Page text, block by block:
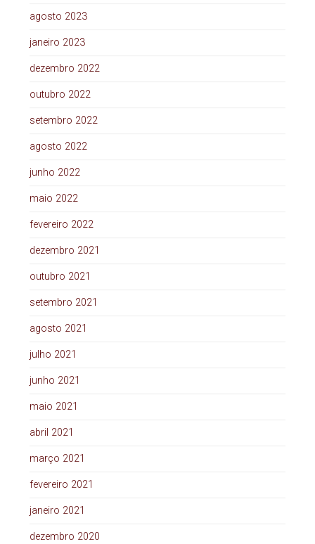
agosto 2023
janeiro 2023
dezembro 2022
outubro 2022
setembro 2022
agosto 2022
junho 2022
maio 2022
fevereiro 2022
dezembro 2021
outubro 2021
setembro 2021
agosto 2021
julho 2021
junho 2021
maio 2021
abril 2021
março 2021
fevereiro 2021
janeiro 2021
dezembro 2020